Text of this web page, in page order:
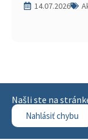
14.07.2026
Našli ste na
Nahlásiť chybu